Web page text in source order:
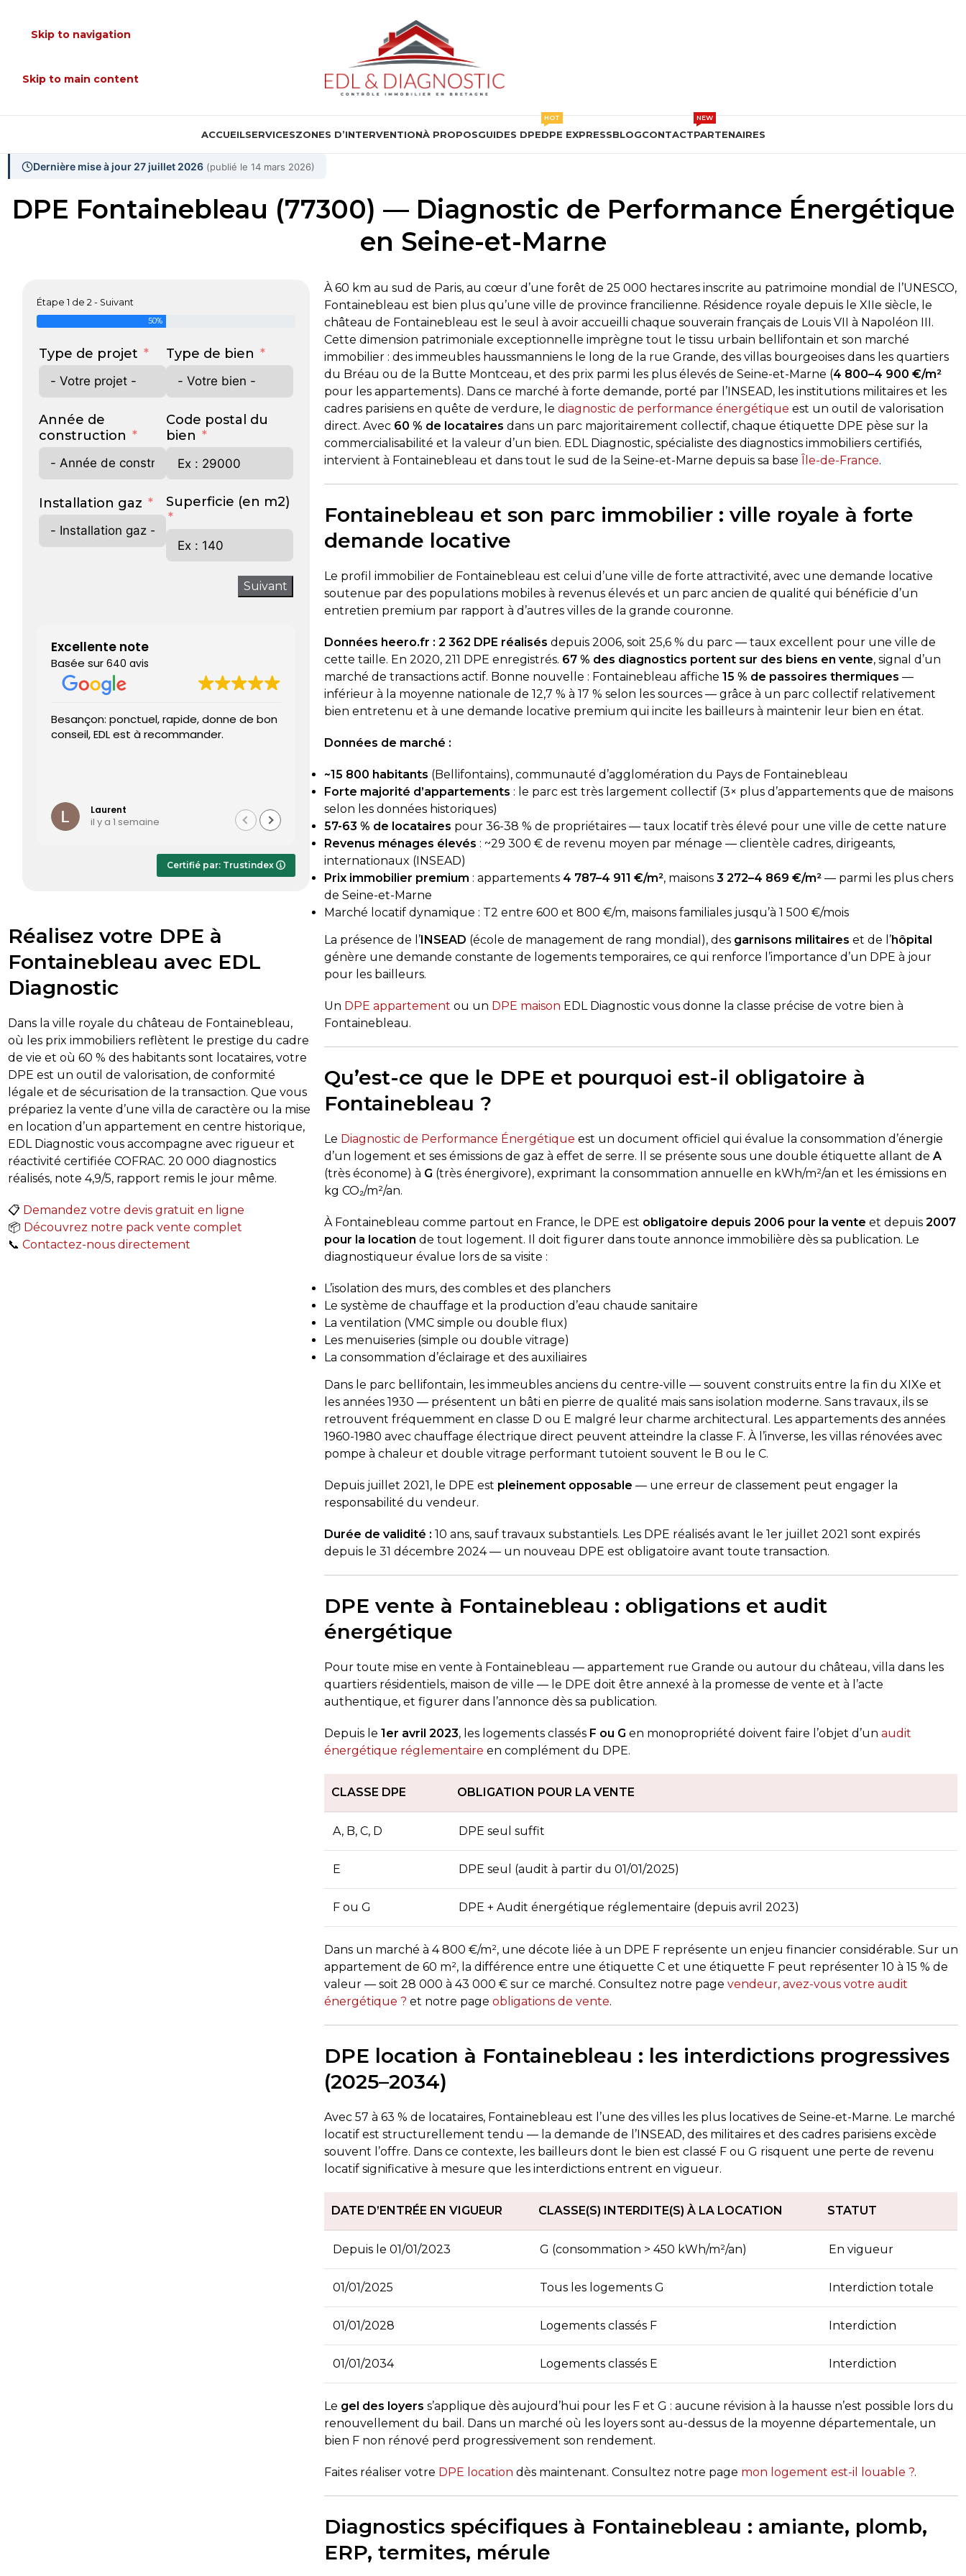
Skip to navigation
Skip to main content
ACCUEILSERVICESZONES D’INTERVENTIONÀ PROPOSGUIDES DPEDPE EXPRESS
HOT
BLOGCONTACTPARTENAIRES
NEW
Dernière mise à jour 27 juillet 2026 (publié le 14 mars 2026)
DPE Fontainebleau (77300) — Diagnostic de Performance Énergétique
en Seine-et-Marne
Étape 1 de 2 - Suivant
50%
Type de projet Type de bien
Année de
construction
Code postal du
bien
Installation gaz Superficie (en m2)
Suivant
Excellente note
Basée sur 640 avis
Besançon: ponctuel, rapide, donne de bon
conseil, EDL est à recommander.
Laurent
il y a 1 semaine
Très satisfait de la prestation.
rendez-vous et une intervention a pu être
Le diagnostiqueur est arrivé à l’heure, a
été très professionnel, efficace et a pris le
temps de répondre à mes questions.
Le rapport de diagnostic m’a été transmis
dès le lundi soir, ce qui est très
appréciable pour faire avancer
rapidement mon dossier. Je recommande
sans hésiter.
Lire la suite
Pierre Dechaume
il y a 1 semaine
Diagnostic DPE réalisé ce jour. Le technicien
attentes. Je recommande cette société,
d’autant que les rendez-vous sont
Lire la suite
il y a 2 semaines
Top délai court, super réactif
il y a 2 semaines
Certifié par: Trustindex
Réalisez votre DPE à
Fontainebleau avec EDL
Diagnostic
Dans la ville royale du château de Fontainebleau,
où les prix immobiliers reflètent le prestige du cadre
de vie et où 60 % des habitants sont locataires, votre
DPE est un outil de valorisation, de conformité
légale et de sécurisation de la transaction. Que vous
prépariez la vente d’une villa de caractère ou la mise
en location d’un appartement en centre historique,
EDL Diagnostic vous accompagne avec rigueur et
réactivité certifiée COFRAC. 20 000 diagnostics
réalisés, note 4,9/5, rapport remis le jour même.
📋 Demandez votre devis gratuit en ligne
📦 Découvrez notre pack vente complet
📞 Contactez-nous directement
À 60 km au sud de Paris, au cœur d’une forêt de 25 000 hectares inscrite au patrimoine mondial de l’UNESCO,
Fontainebleau est bien plus qu’une ville de province francilienne. Résidence royale depuis le XIIe siècle, le
château de Fontainebleau est le seul à avoir accueilli chaque souverain français de Louis VII à Napoléon III.
Cette dimension patrimoniale exceptionnelle imprègne tout le tissu urbain bellifontain et son marché
immobilier : des immeubles haussmanniens le long de la rue Grande, des villas bourgeoises dans les quartiers
du Bréau ou de la Butte Montceau, et des prix parmi les plus élevés de Seine-et-Marne (4 800–4 900 €/m²
pour les appartements). Dans ce marché à forte demande, porté par l’INSEAD, les institutions militaires et les
cadres parisiens en quête de verdure, lediagnostic de performance énergétique est un outil de valorisation
direct. Avec 60 % de locataires dans un parc majoritairement collectif, chaque étiquette DPE pèse sur la
commercialisabilité et la valeur d’un bien. EDL Diagnostic, spécialiste des diagnostics immobiliers certifiés,
intervient à Fontainebleau et dans tout le sud de la Seine-et-Marne depuis sa base Île-de-France.
Fontainebleau et son parc immobilier : ville royale à forte
demande locative
Le profil immobilier de Fontainebleau est celui d’une ville de forte attractivité, avec une demande locative
soutenue par des populations mobiles à revenus élevés et un parc ancien de qualité qui bénéficie d’un
entretien premium par rapport à d’autres villes de la grande couronne.
Données heero.fr : 2 362 DPE réalisés depuis 2006, soit 25,6 % du parc — taux excellent pour une ville de
cette taille. En 2020, 211 DPE enregistrés. 67 % des diagnostics portent sur des biens en vente, signal d’un
marché de transactions actif. Bonne nouvelle : Fontainebleau affiche15 % de passoires thermiques —
inférieur à la moyenne nationale de 12,7 % à 17 % selon les sources — grâce à un parc collectif relativement
bien entretenu et à une demande locative premium qui incite les bailleurs à maintenir leur bien en état.
Données de marché :
~15 800 habitants (Bellifontains), communauté d’agglomération du Pays de Fontainebleau
Forte majorité d’appartements : le parc est très largement collectif (3× plus d’appartements que de maisons
selon les données historiques)
57-63 % de locataires pour 36-38 % de propriétaires — taux locatif très élevé pour une ville de cette nature
Revenus ménages élevés : ~29 300 € de revenu moyen par ménage — clientèle cadres, dirigeants,
internationaux (INSEAD)
Prix immobilier premium : appartements 4 787–4 911 €/m², maisons3 272–4 869 €/m² — parmi les plus chers
de Seine-et-Marne
Marché locatif dynamique : T2 entre 600 et 800 €/m, maisons familiales jusqu’à 1 500 €/mois
La présence de l’INSEAD (école de management de rang mondial), des garnisons militaires et de l’hôpital
génère une demande constante de logements temporaires, ce qui renforce l’importance d’un DPE à jour
pour les bailleurs.
Un DPE appartement ou un DPE maison EDL Diagnostic vous donne la classe précise de votre bien à
Fontainebleau.
Qu’est-ce que le DPE et pourquoi est-il obligatoire à
Fontainebleau ?
Le Diagnostic de Performance Énergétique est un document officiel qui évalue la consommation d’énergie
d’un logement et ses émissions de gaz à effet de serre. Il se présente sous une double étiquette allant deA
(très économe) à G (très énergivore), exprimant la consommation annuelle en kWh/m²/an et les émissions en
kg CO₂/m²/an.
À Fontainebleau comme partout en France, le DPE est obligatoire depuis 2006 pour la vente et depuis2007
pour la location de tout logement. Il doit figurer dans toute annonce immobilière dès sa publication. Le
diagnostiqueur évalue lors de sa visite :
L’isolation des murs, des combles et des planchers
Le système de chauffage et la production d’eau chaude sanitaire
La ventilation (VMC simple ou double flux)
Les menuiseries (simple ou double vitrage)
La consommation d’éclairage et des auxiliaires
Dans le parc bellifontain, les immeubles anciens du centre-ville — souvent construits entre la fin du XIXe et
les années 1930 — présentent un bâti en pierre de qualité mais sans isolation moderne. Sans travaux, ils se
retrouvent fréquemment en classe D ou E malgré leur charme architectural. Les appartements des années
1960-1980 avec chauffage électrique direct peuvent atteindre la classe F. À l’inverse, les villas rénovées avec
pompe à chaleur et double vitrage performant tutoient souvent le B ou le C.
Depuis juillet 2021, le DPE est pleinement opposable — une erreur de classement peut engager la
responsabilité du vendeur.
Durée de validité : 10 ans, sauf travaux substantiels. Les DPE réalisés avant le 1er juillet 2021 sont expirés
depuis le 31 décembre 2024 — un nouveau DPE est obligatoire avant toute transaction.
DPE vente à Fontainebleau : obligations et audit
énergétique
Pour toute mise en vente à Fontainebleau — appartement rue Grande ou autour du château, villa dans les
quartiers résidentiels, maison de ville — le DPE doit être annexé à la promesse de vente et à l’acte
authentique, et figurer dans l’annonce dès sa publication.
Depuis le1er avril 2023, les logements classés F ou G en monopropriété doivent faire l’objet d’unaudit
énergétique réglementaire en complément du DPE.
CLASSE DPE OBLIGATION POUR LA VENTE
A, B, C, D DPE seul suffit
E DPE seul (audit à partir du 01/01/2025)
F ou G DPE + Audit énergétique réglementaire (depuis avril 2023)
Dans un marché à 4 800 €/m², une décote liée à un DPE F représente un enjeu financier considérable. Sur un
appartement de 60 m², la différence entre une étiquette C et une étiquette F peut représenter 10 à 15 % de
valeur — soit 28 000 à 43 000 € sur ce marché. Consultez notre pagevendeur, avez-vous votre audit
énergétique ? et notre pageobligations de vente.
DPE location à Fontainebleau : les interdictions progressives
(2025–2034)
Avec 57 à 63 % de locataires, Fontainebleau est l’une des villes les plus locatives de Seine-et-Marne. Le marché
locatif est structurellement tendu — la demande de l’INSEAD, des militaires et des cadres parisiens excède
souvent l’offre. Dans ce contexte, les bailleurs dont le bien est classé F ou G risquent une perte de revenu
locatif significative à mesure que les interdictions entrent en vigueur.
DATE D’ENTRÉE EN VIGUEUR CLASSE(S) INTERDITE(S) À LA LOCATION STATUT
Depuis le 01/01/2023 G (consommation > 450 kWh/m²/an) En vigueur
01/01/2025 Tous les logements G Interdiction totale
01/01/2028 Logements classés F Interdiction
01/01/2034 Logements classés E Interdiction
Le gel des loyers s’applique dès aujourd’hui pour les F et G : aucune révision à la hausse n’est possible lors du
renouvellement du bail. Dans un marché où les loyers sont au-dessus de la moyenne départementale, un
bien F non rénové perd progressivement son rendement.
Faites réaliser votre DPE location dès maintenant. Consultez notre page mon logement est-il louable ?.
Diagnostics spécifiques à Fontainebleau : amiante, plomb,
ERP, termites, mérule